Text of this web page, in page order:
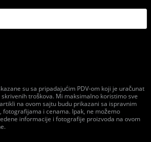
su sa pripadajućim PDV-om koji je uračunat
troškova. Mi maksimalno koristimo sve
na ovom sajtu budu prikazani sa ispravnim
fotografijama i cenama. Ipak, ne možemo
informacije i fotografije proizvoda na ovom